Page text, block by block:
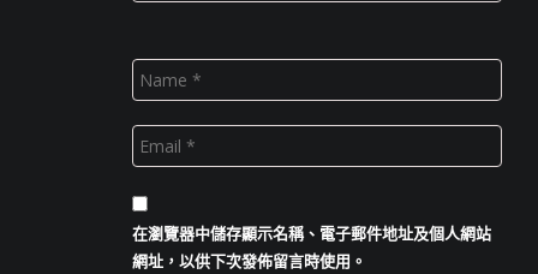
在瀏覽器中儲存顯示名稱、電子郵件地址及個人網站
網址，以供下次發佈留言時使用。